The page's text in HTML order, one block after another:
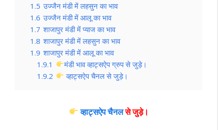
1.5 उज्जैन मंडी में लहसुन का भाव
1.6 उज्जैन मंडी में आलू का भाव
1.7 शाजापुर मंडी में प्याज का भाव
1.8 शाजापुर मंडी में लहसुन का भाव
1.9 शाजापुर मंडी में आलू का भाव
1.9.1
मंडी भाव व्हाट्सऐप ग्रुप से जुड़े।
1.9.2
व्हाट्सऐप चैनल से जुड़े।
व्हाट्सऐप चैनलसे जुड़े।